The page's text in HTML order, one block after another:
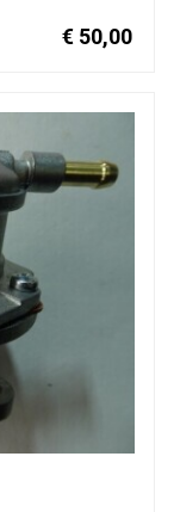
€ 50,00